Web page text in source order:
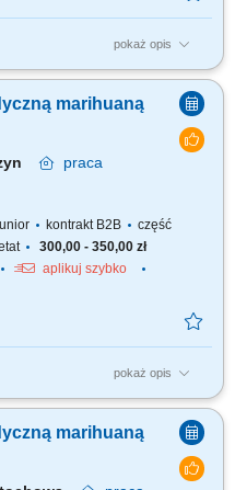
pokaż opis
specjalizującą się w medycznej
doświadczonych
są otwarci na rozwój oraz
zespołu jako tzn. Lekarz...
marihuaną
praca
kontrakt B2B
część
300,00 - 350,00 zł
aplikuj szybko
pokaż opis
specjalizującą się w medycznej
doświadczonych
są otwarci na rozwój oraz
zespołu jako tzn. Lekarz...
marihuaną